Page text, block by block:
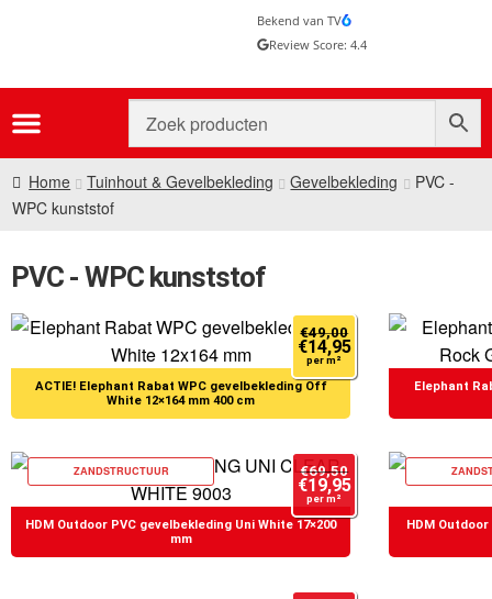
Bekend van TV
Review Score: 4.4
Home Tuinhout & Gevelbekleding Gevelbekleding
PVC -
WPC kunststof
PVC - WPC kunststof
Elephant Rabat WPC gevelbekleding Off
White 12×164 mm 400 cm
€49,00
€14,95
per m²
Elephant
HDM Outdoor PVC gevelbekleding Uni White 17×200
mm
ZANDSTRUCTUUR €69,50
€19,95
per m²
HDM